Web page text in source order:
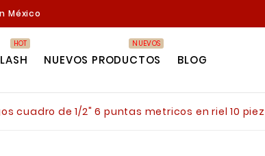
México
HOT
NUEVOS PRODUCTOS
NUEVOS
BLOG
cuadro de 1/2" 6 puntas metricos en riel 10